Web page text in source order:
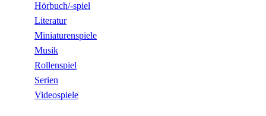
Hörbuch/-spiel
Literatur
Miniaturenspiele
Musik
Rollenspiel
Serien
Videospiele